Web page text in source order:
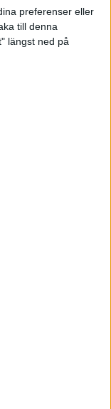
preferenser eller
till denna
längst ned på
om